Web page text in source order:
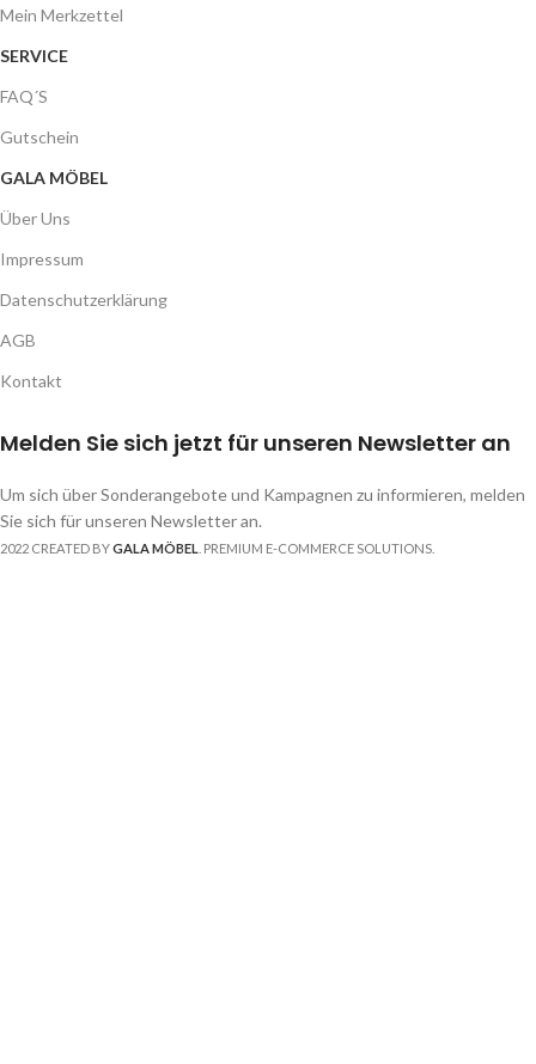
Mein Merkzettel
SERVICE
FAQ´S
Gutschein
GALA MÖBEL
Über Uns
Impressum
Datenschutzerklärung
AGB
Kontakt
Melden Sie sich jetzt für unseren Newsletter an
Um sich über Sonderangebote und Kampagnen zu informieren, melden
Sie sich für unseren Newsletter an.
2022 CREATED BYGALA MÖBEL . PREMIUM E-COMMERCE SOLUTIONS.